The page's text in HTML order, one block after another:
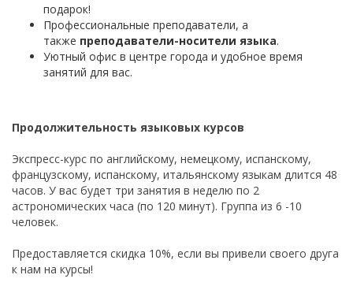
подарок!
Профессиональные преподаватели, а
также преподаватели-носители языка.
Уютный офис в центре города и удобное время
занятий для вас.
Продолжительность языковых курсов
Экспресс-курс по английскому, немецкому, испанскому,
французскому, испанскому, итальянскому языкам длится 48
часов. У вас будет три занятия в неделю по 2
астрономических часа (по 120 минут). Группа из 6 -10
человек.
Предоставляется скидка 10%, если вы привели своего друга
к нам на курсы!